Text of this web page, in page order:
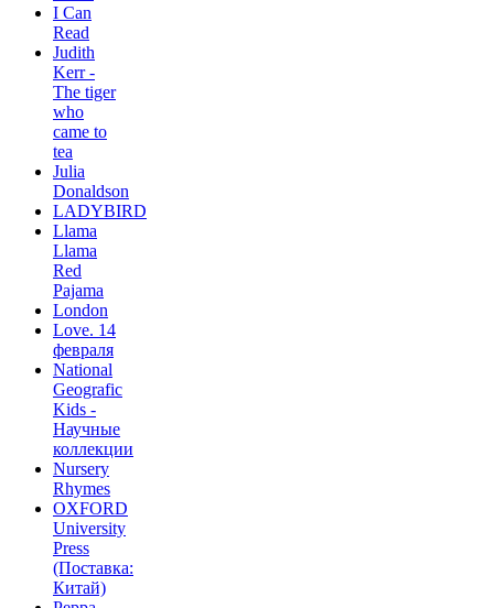
I Can
Read
Judith
Kerr -
The tiger
who
came to
tea
Julia
Donaldson
LADYBIRD
Llama
Llama
Red
Pajama
London
Love. 14
февраля
National
Geografic
Kids -
Научные
коллекции
Nursery
Rhymes
OXFORD
University
Press
(Поставка:
Китай)